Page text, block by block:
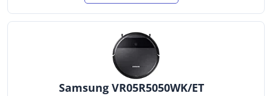
Samsung VR05R5050WK/ET